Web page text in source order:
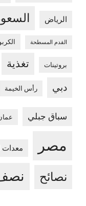
الرياض
القدم المسطحة
بروتينات تغذية
دبي رأس الخيمة
سباق جبلي
مصر معدات
نصائح